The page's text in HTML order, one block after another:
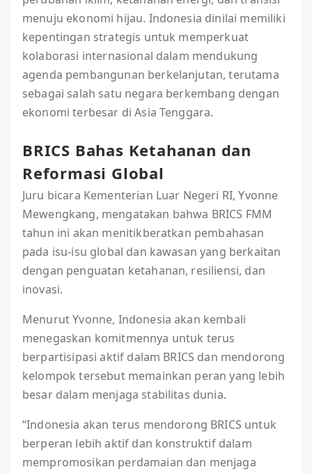
menuju ekonomi hijau. Indonesia dinilai memiliki
kepentingan strategis untuk memperkuat
kolaborasi internasional dalam mendukung
agenda pembangunan berkelanjutan, terutama
sebagai salah satu negara berkembang dengan
ekonomi terbesar di Asia Tenggara.
BRICS Bahas Ketahanan dan
Reformasi Global
Juru bicara Kementerian Luar Negeri RI, Yvonne
Mewengkang, mengatakan bahwa BRICS FMM
tahun ini akan menitikberatkan pembahasan
pada isu-isu global dan kawasan yang berkaitan
dengan penguatan ketahanan, resiliensi, dan
inovasi.
Menurut Yvonne, Indonesia akan kembali
menegaskan komitmennya untuk terus
berpartisipasi aktif dalam BRICS dan mendorong
kelompok tersebut memainkan peran yang lebih
besar dalam menjaga stabilitas dunia.
“Indonesia akan terus mendorong BRICS untuk
berperan lebih aktif dan konstruktif dalam
mempromosikan perdamaian dan menjaga